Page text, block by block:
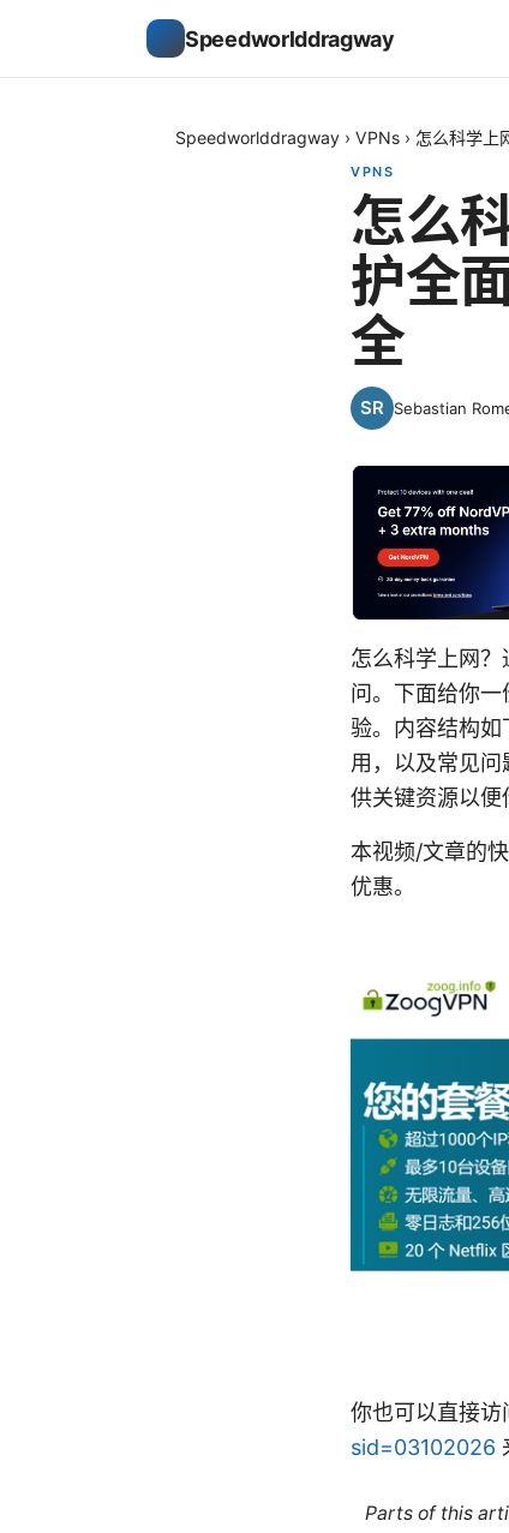
Speedworlddragway
Speedworlddragway › VPNs › 怎么科学上
VPNS
怎么
护全
全
Sebastian
怎么科学上网
问。下面给你
验。内容结构
用，以及常见
供关键资源以便
本视频/文章的
优惠。
你也可以直接访
sid=03102026
Parts of this